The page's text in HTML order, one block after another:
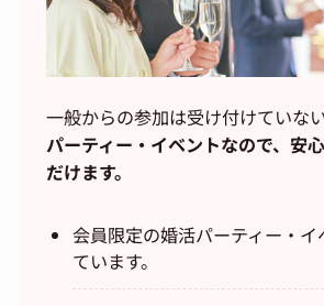
一般からの参加は受け付けていな
パーティー・イベントなので、安
だけます。
会員限定の婚活パーティー・
ています。